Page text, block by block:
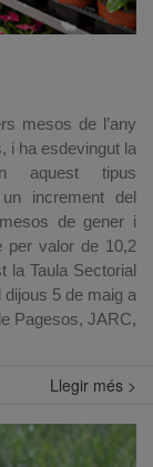
mesos de l’any
i ha esdevingut la
aquest tipus
un increment del
de gener i
per valor de 10,2
la Taula Sectorial
5 de maig a
Pagesos, JARC,
i de la Planta
Llegir més >